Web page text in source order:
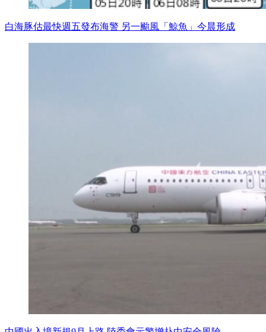
白海豚估最快週五發布海警 另一颱風「鯨魚」今晨形成